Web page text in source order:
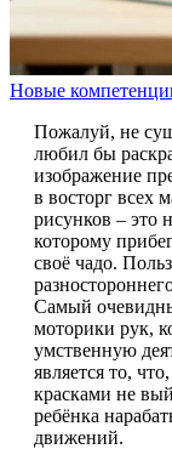
Новые
Пожалуй, не
любил бы
изображение
в восторг всех
рисунков – это
которому
своё чадо.
Самый
моторики рук,
умственную
является то,
красками не
ребёнка
движений.